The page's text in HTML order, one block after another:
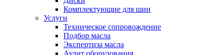
Комплектующие для шин
Услуги
Техническое сопровождение
Подбор масла
Экспертиза масла
Аудит оборудования